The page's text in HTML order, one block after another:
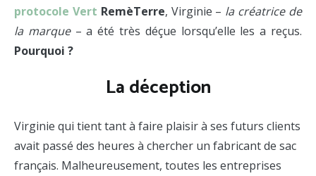
protocole Vert RemèTerre, Virginie – la créatrice de
la marque– a été très déçue lorsqu’elle les a reçus.
Pourquoi ?
La déception
Virginie qui tient tant à faire plaisir à ses futurs clients
avait passé des heures à chercher un fabricant de sac
français. Malheureusement, toutes les entreprises